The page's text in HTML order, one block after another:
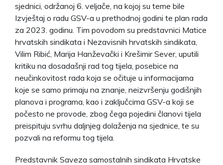
sjednici, održanoj 6. veljače, na kojoj su teme bile
Izvještaj o radu GSV-a u prethodnoj godini te plan rada
za 2023. godinu. Tim povodom su predstavnici Matice
hrvatskih sindikata i Nezavisnih hrvatskih sindikata,
Vilim Ribić, Marija Hanževački i Krešimir Sever, uputili
kritiku na dosadašnji rad tog tijela, posebice na
neučinkovitost rada koja se očituje u informacijama
koje se samo primaju na znanje, neizvršenju godišnjih
planova i programa, kao i zaključcima GSV-a koji se
počesto ne provode, zbog čega pojedini članovi tijela
preispituju svrhu daljnjeg dolaženja na sjednice, te su
pozvali na reformu tog tijela.
Predstavnik Saveza samostalnih sindikata Hrvatske